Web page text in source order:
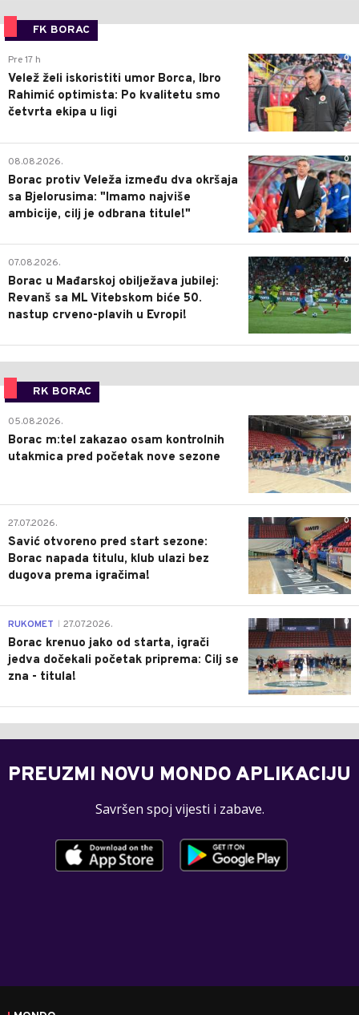
FK BORAC
0
Pre 17 h
Velež želi iskoristiti umor Borca, Ibro
Rahimić optimista: Po kvalitetu smo
četvrta ekipa u ligi
0
08.08.2026.
Borac protiv Veleža između dva okršaja
sa Bjelorusima: "Imamo najviše
ambicije, cilj je odbrana titule!"
0
07.08.2026.
Borac u Mađarskoj obilježava jubilej:
Revanš sa ML Vitebskom biće 50.
nastup crveno-plavih u Evropi!
RK BORAC
0
05.08.2026.
Borac m:tel zakazao osam kontrolnih
utakmica pred početak nove sezone
0
27.07.2026.
Savić otvoreno pred start sezone:
Borac napada titulu, klub ulazi bez
dugova prema igračima!
0
RUKOMET 27.07.2026.
Borac krenuo jako od starta, igrači
jedva dočekali početak priprema: Cilj se
zna - titula!
PREUZMI NOVU MONDO APLIKACIJU
Savršen spoj vijesti i zabave.